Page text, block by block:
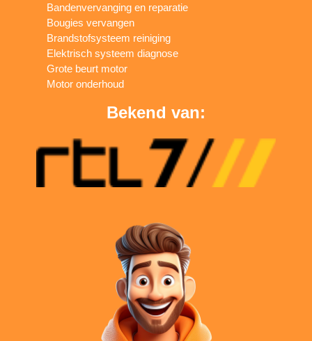
Bandenvervanging en reparatie
Bougies vervangen
Brandstofsysteem reiniging
Elektrisch systeem diagnose
Grote beurt motor
Motor onderhoud
Bekend van: